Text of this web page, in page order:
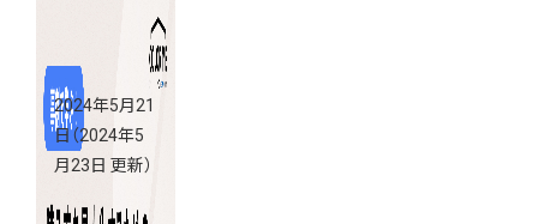
2024年5月21
日（2024年5
月23日 更新）